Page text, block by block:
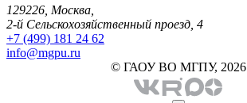
129226, Москва,
2-й Сельскохозяйственный проезд, 4
+7 (499) 181 24 62
info@mgpu.ru
© ГАОУ ВО МГПУ, 2026